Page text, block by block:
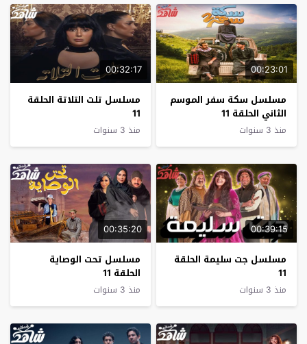
00:23:01
مسلسل سكة سفر الموسم
الثاني الحلقة 11
منذ 3 سنوات
00:32:17
مسلسل تلت التلاتة الحلقة
11
منذ 3 سنوات
00:39:15
مسلسل جت سليمة الحلقة
11
منذ 3 سنوات
00:35:20
مسلسل تحت الوصاية
الحلقة 11
منذ 3 سنوات